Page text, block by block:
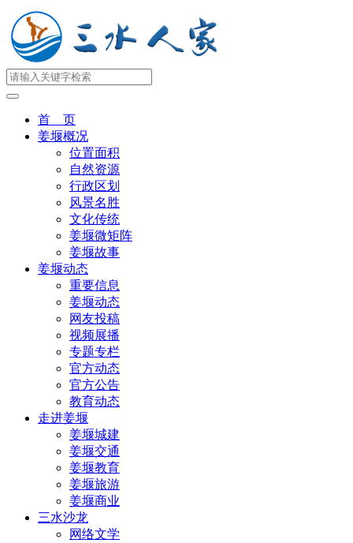
首 页
姜堰概况
位置面积
自然资源
行政区划
风景名胜
文化传统
姜堰微矩阵
姜堰故事
姜堰动态
重要信息
姜堰动态
网友投稿
视频展播
专题专栏
官方动态
官方公告
教育动态
走进姜堰
姜堰城建
姜堰交通
姜堰教育
姜堰旅游
姜堰商业
三水沙龙
网络文学